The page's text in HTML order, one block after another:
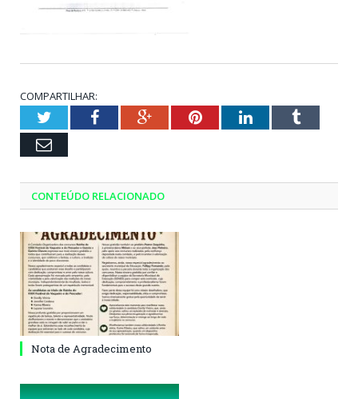
COMPARTILHAR:
TwitterFacebookGoogle+PinterestLinkedInTumblr
Email
CONTEÚDO RELACIONADO
Nota de Agradecimento